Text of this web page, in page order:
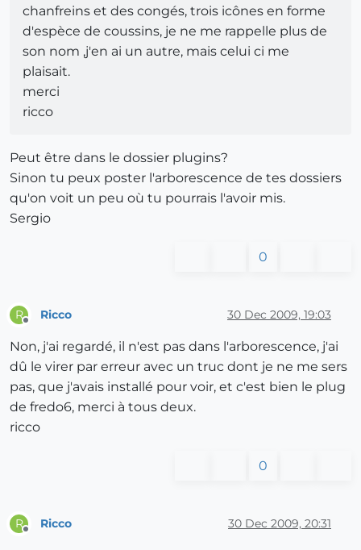
chanfreins et des congés, trois icônes en forme
d'espèce de coussins, je ne me rappelle plus de
son nom ,j'en ai un autre, mais celui ci me
plaisait.
merci
ricco
Peut être dans le dossier plugins?
Sinon tu peux poster l'arborescence de tes dossiers
qu'on voit un peu où tu pourrais l'avoir mis.
Sergio
0
R Ricco 30 Dec 2009, 19:03
Non, j'ai regardé, il n'est pas dans l'arborescence, j'ai
dû le virer par erreur avec un truc dont je ne me sers
pas, que j'avais installé pour voir, et c'est bien le plug
de fredo6, merci à tous deux.
ricco
0
R Ricco 30 Dec 2009, 20:31